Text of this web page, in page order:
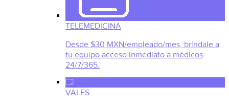
TELEMEDICINA
Desde $30 MXN/empleado/mes, bríndale a
tu equipo acceso inmediato a médicos
24/7/365.
VALES